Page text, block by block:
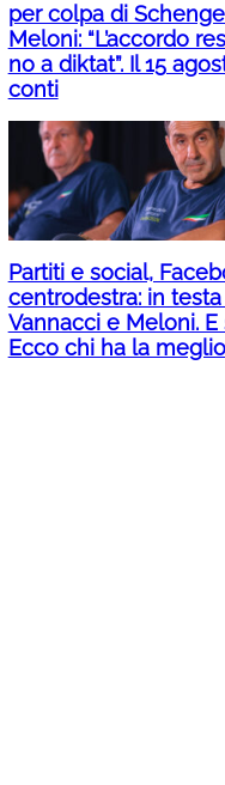
per colpa di
Meloni: “L’accordo
no a diktat”. Il 15
conti
Partiti e social,
centrodestra: in
Vannacci e Meloni. E
Ecco chi ha la meglio